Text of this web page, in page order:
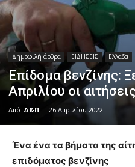
Δημοφιλή άρθρα ΕΙΔΗΣΕΙΣ Ελλαδα
Επίδομα βενζίνης:
Απριλίου οι
Από Δ&Π - 26 Απριλίου 2022
lesbians
very
Ένα ένα τα βήματα της
επιδόματος βενζίνης